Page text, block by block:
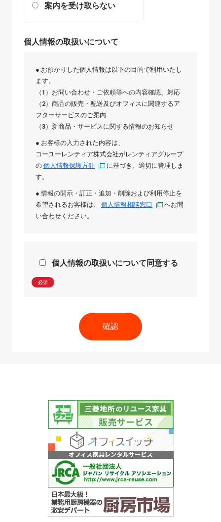
案内を受け取らない
個人情報の取扱いについて
● お預かりした個人情報は以下の目的で利用いたし
ます。
（1）お問い合わせ・ご依頼等への内容確認、対応
（2）商品の販売・配送及びオフィスに関連するア
フターサービスのご案内
（3）新商品・サービスに関する情報のお知らせ
● お客様の入力された内容は、
コーユーレンティア株式会社がレンティアグループ
の 個人情報保護方針
に基づき、適切に管理しま
す。
● 情報の開示・訂正・追加・削除および利用停止を
希望されるお客様は、 個人情報相談窓口
へお問
い合わせください。
個人情報の取扱いについて同意する
必須